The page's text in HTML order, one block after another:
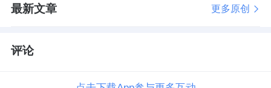
最新文章 更多原创
评论